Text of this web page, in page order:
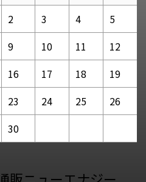
2 3 4
5
9 10 11
12
16 17 18
19
23 24 25
26
30